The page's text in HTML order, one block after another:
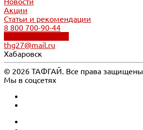
Акции
Статьи и рекомендации
8 800 700-90-44
thg27@mail.ru
Хабаровск
© 2026 ТАФГАЙ. Все права защищены
Мы в соцсетях